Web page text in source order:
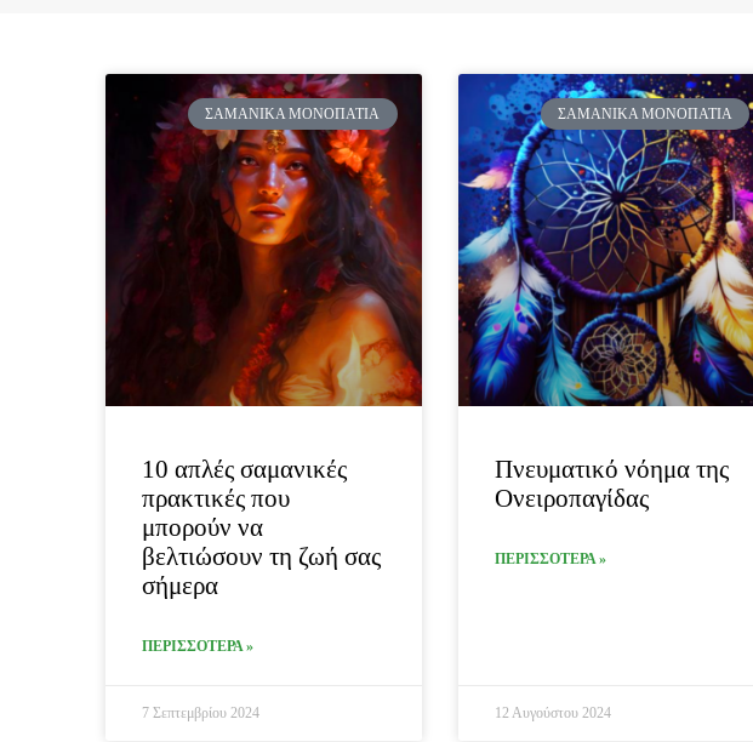
ΣΑΜΑΝΙΚΆ ΜΟΝΟΠΆΤΙΑ
10 απλές σαμανικές
πρακτικές που
μπορούν να
βελτιώσουν τη ζωή σας
σήμερα
ΠΕΡΙΣΣΟΤΕΡΑ »
7 Σεπτεμβρίου 2024
ΣΑΜΑΝΙΚΆ ΜΟΝΟΠΆΤΙΑ
Πνευματικό νόημα της
Ονειροπαγίδας
ΠΕΡΙΣΣΟΤΕΡΑ »
12 Αυγούστου 2024